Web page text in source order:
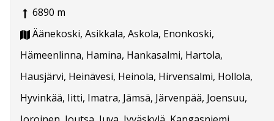
6890 m
Äänekoski, Asikkala, Askola, Enonkoski,
Hämeenlinna, Hamina, Hankasalmi, Hartola,
Hausjärvi, Heinävesi, Heinola, Hirvensalmi, Hollola,
Hyvinkää, Iitti, Imatra, Jämsä, Järvenpää, Joensuu,